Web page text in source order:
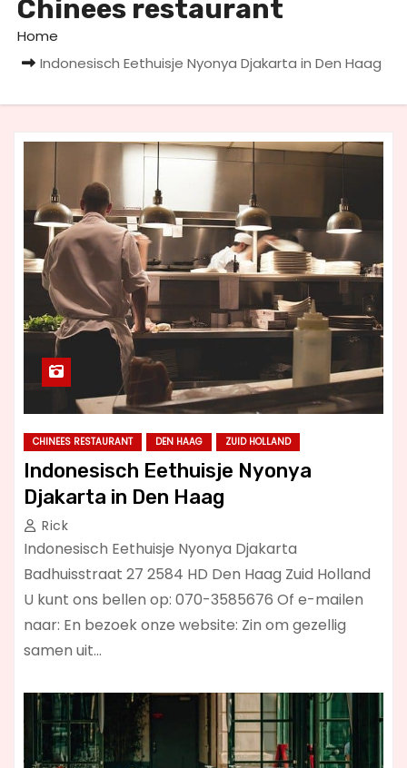
Chinees restaurant
Home
Indonesisch Eethuisje Nyonya Djakarta in Den Haag
CHINEES RESTAURANT DEN HAAG ZUID HOLLAND
Indonesisch Eethuisje Nyonya
Djakarta in Den Haag
Rick
Indonesisch Eethuisje Nyonya Djakarta
Badhuisstraat 27 2584 HD Den Haag Zuid Holland
U kunt ons bellen op: 070-3585676 Of e-mailen
naar: En bezoek onze website: Zin om gezellig
samen uit…